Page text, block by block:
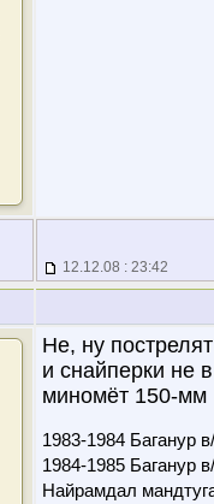
12.12.08 : 23:42
Не, ну
и снайперки не
миномёт 150-мм
1983-1984 Баганур
1984-1985 Баганур
Найрамдал